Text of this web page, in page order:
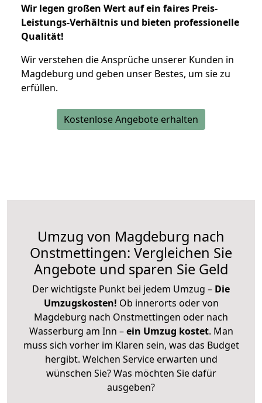
Wir legen großen Wert auf ein faires Preis-
Leistungs-Verhältnis und bieten professionelle
Qualität!
Wir verstehen die Ansprüche unserer Kunden in
Magdeburg und geben unser Bestes, um sie zu
erfüllen.
Kostenlose Angebote erhalten
Umzug von Magdeburg nach
Onstmettingen: Vergleichen Sie
Angebote und sparen Sie Geld
Der wichtigste Punkt bei jedem Umzug – Die
Umzugskosten! Ob innerorts oder von
Magdeburg nach Onstmettingen oder nach
Wasserburg am Inn –ein Umzug kostet. Man
muss sich vorher im Klaren sein, was das Budget
hergibt. Welchen Service erwarten und
wünschen Sie? Was möchten Sie dafür
ausgeben?